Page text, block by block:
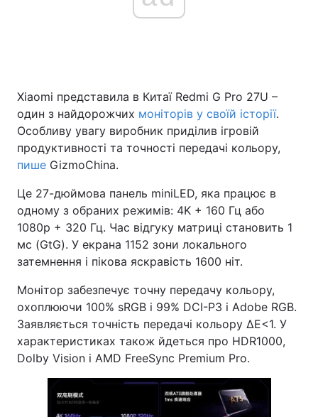
Xiaomi представила в Китаї Redmi G Pro 27U –
один з найдорожчих моніторів у своїй історії.
Особливу увагу виробник приділив ігровій
продуктивності та точності передачі кольору,
пише GizmoChina.
Це 27-дюймова панель miniLED, яка працює в
одному з обраних режимів: 4K + 160 Гц або
1080p + 320 Гц. Час відгуку матриці становить 1
мс (GtG). У екрана 1152 зони локального
затемнення і пікова яскравість 1600 ніт.
Монітор забезпечує точну передачу кольору,
охоплюючи 100% sRGB і 99% DCI-P3 і Adobe RGB.
Заявляється точність передачі кольору ΔE<1. У
характеристиках також йдеться про HDR1000,
Dolby Vision і AMD FreeSync Premium Pro.